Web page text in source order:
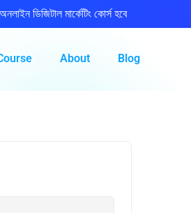
ডিজিটাল মার্কেটিং কোর্স হবে
About Blog